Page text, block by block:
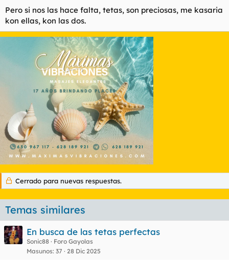
Pero si nos las hace falta, tetas, son preciosas, me kasaria
kon ellas, kon las dos.
Cerrado para nuevas respuestas.
Temas similares
En busca de las tetas perfectas
Sonic88
Foro Gayolas
Masunos 37 28 Dic 2025